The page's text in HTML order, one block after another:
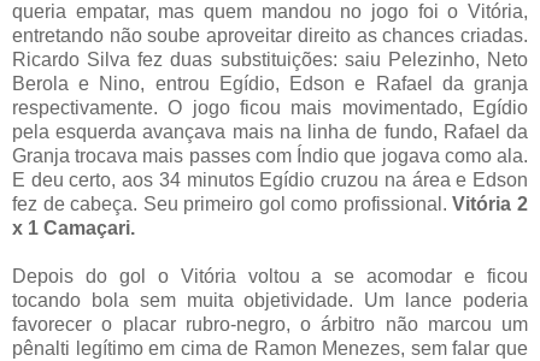
queria empatar, mas quem mandou no jogo foi o Vitória,
entretando não soube aproveitar direito as chances criadas.
Ricardo Silva fez duas substituições: saiu Pelezinho, Neto
Berola e Nino, entrou Egídio, Edson e Rafael da granja
respectivamente. O jogo ficou mais movimentado, Egídio
pela esquerda avançava mais na linha de fundo, Rafael da
Granja trocava mais passes com Índio que jogava como ala.
E deu certo, aos 34 minutos Egídio cruzou na área e Edson
fez de cabeça. Seu primeiro gol como profissional.Vitória 2
x 1 Camaçari.
Depois do gol o Vitória voltou a se acomodar e ficou
tocando bola sem muita objetividade. Um lance poderia
favorecer o placar rubro-negro, o árbitro não marcou um
pênalti legítimo em cima de Ramon Menezes, sem falar que